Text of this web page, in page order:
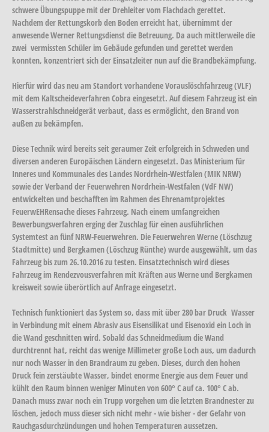
schwere Übungspuppe mit der Drehleiter vom Flachdach gerettet.
Nachdem der Rettungskorb den Boden erreicht hat, übernimmt der
anwesende Werner Rettungsdienst die Betreuung. Da auch mittlerweile die
zwei vermissten Schüler im Gebäude gefunden und gerettet werden
konnten, konzentriert sich der Einsatzleiter nun auf die Brandbekämpfung.
Hierfür wird das neu am Standort vorhandene Vorauslöschfahrzeug (VLF)
mit dem Kaltscheideverfahren Cobra eingesetzt. Auf diesem Fahrzeug ist ein
Wasserstrahlschneidgerät verbaut, dass es ermöglicht, den Brand von
außen zu bekämpfen.
Diese Technik wird bereits seit geraumer Zeit erfolgreich in Schweden und
diversen anderen Europäischen Ländern eingesetzt. Das Ministerium für
Inneres und Kommunales des Landes Nordrhein-Westfalen (MIK NRW)
sowie der Verband der Feuerwehren Nordrhein-Westfalen (VdF NW)
entwickelten und beschafften im Rahmen des Ehrenamtprojektes
FeuerwEHRensache dieses Fahrzeug. Nach einem umfangreichen
Bewerbungsverfahren erging der Zuschlag für einen ausführlichen
Systemtest an fünf NRW-Feuerwehren. Die Feuerwehren Werne (Löschzug
Stadtmitte) und Bergkamen (Löschzug Rünthe) wurde ausgewählt, um das
Fahrzeug bis zum 26.10.2016 zu testen. Einsatztechnisch wird dieses
Fahrzeug im Rendezvousverfahren mit Kräften aus Werne und Bergkamen
kreisweit sowie überörtlich auf Anfrage eingesetzt.
Technisch funktioniert das System so, dass mit über 280 bar Druck Wasser
in Verbindung mit einem Abrasiv aus Eisensilikat und Eisenoxid ein Loch in
die Wand geschnitten wird. Sobald das Schneidmedium die Wand
durchtrennt hat, reicht das wenige Millimeter große Loch aus, um dadurch
nur noch Wasser in den Brandraum zu geben. Dieses, durch den hohen
Druck fein zerstäubte Wasser, bindet enorme Energie aus dem Feuer und
kühlt den Raum binnen weniger Minuten von 600° C auf ca. 100° C ab.
Danach muss zwar noch ein Trupp vorgehen um die letzten Brandnester zu
löschen, jedoch muss dieser sich nicht mehr - wie bisher - der Gefahr von
Rauchgasdurchzündungen und hohen Temperaturen aussetzen.